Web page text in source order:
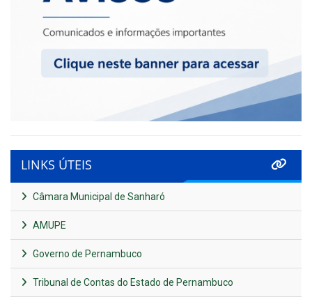
LINKS ÚTEIS
Câmara Municipal de Sanharó
AMUPE
Governo de Pernambuco
Tribunal de Contas do Estado de Pernambuco